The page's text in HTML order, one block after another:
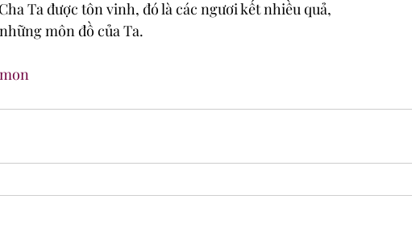
Ta được tôn vinh, đó là các ngươi kết nhiều quả,
môn đồ của Ta.